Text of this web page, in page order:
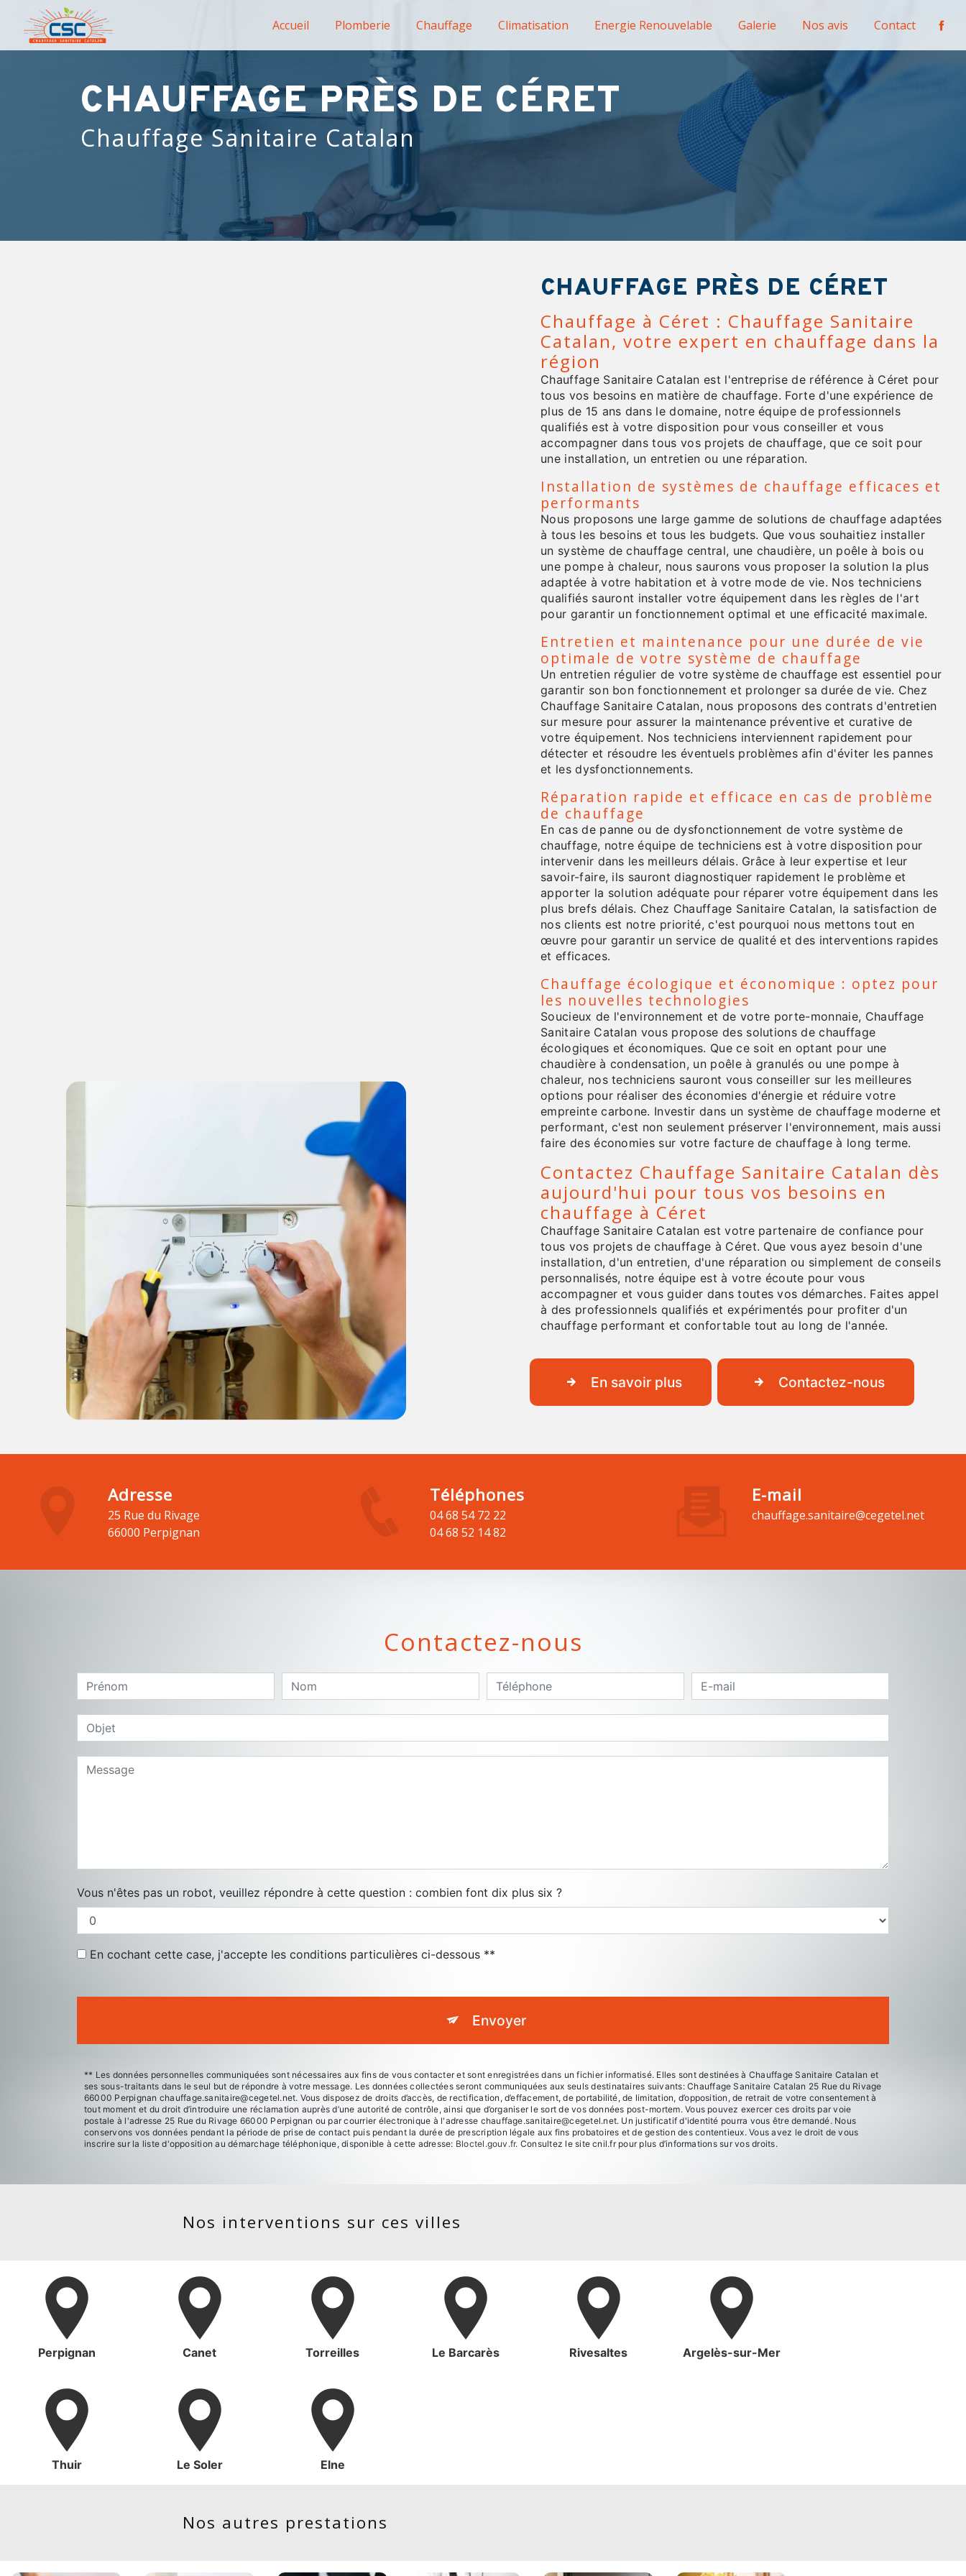
Accueil Plomberie Chauffage Climatisation Energie Renouvelable Galerie Nos avis Contact
CHAUFFAGE PRÈS DE CÉRET
Chauffage Sanitaire Catalan
CHAUFFAGE PRÈS DE CÉRET
Chauffage à Céret : Chauffage Sanitaire
Catalan, votre expert en chauffage dans la
région
Chauffage Sanitaire Catalan est l'entreprise de référence à Céret pour
tous vos besoins en matière de chauffage. Forte d'une expérience de
plus de 15 ans dans le domaine, notre équipe de professionnels
qualifiés est à votre disposition pour vous conseiller et vous
accompagner dans tous vos projets de chauffage, que ce soit pour
une installation, un entretien ou une réparation.
Installation de systèmes de chauffage efficaces et
performants
Nous proposons une large gamme de solutions de chauffage adaptées
à tous les besoins et tous les budgets. Que vous souhaitiez installer
un système de chauffage central, une chaudière, un poêle à bois ou
une pompe à chaleur, nous saurons vous proposer la solution la plus
adaptée à votre habitation et à votre mode de vie. Nos techniciens
qualifiés sauront installer votre équipement dans les règles de l'art
pour garantir un fonctionnement optimal et une efficacité maximale.
Entretien et maintenance pour une durée de vie
optimale de votre système de chauffage
Un entretien régulier de votre système de chauffage est essentiel pour
garantir son bon fonctionnement et prolonger sa durée de vie. Chez
Chauffage Sanitaire Catalan, nous proposons des contrats d'entretien
sur mesure pour assurer la maintenance préventive et curative de
votre équipement. Nos techniciens interviennent rapidement pour
détecter et résoudre les éventuels problèmes afin d'éviter les pannes
et les dysfonctionnements.
Réparation rapide et efficace en cas de problème
de chauffage
En cas de panne ou de dysfonctionnement de votre système de
chauffage, notre équipe de techniciens est à votre disposition pour
intervenir dans les meilleurs délais. Grâce à leur expertise et leur
savoir-faire, ils sauront diagnostiquer rapidement le problème et
apporter la solution adéquate pour réparer votre équipement dans les
plus brefs délais. Chez Chauffage Sanitaire Catalan, la satisfaction de
nos clients est notre priorité, c'est pourquoi nous mettons tout en
œuvre pour garantir un service de qualité et des interventions rapides
et efficaces.
Chauffage écologique et économique : optez pour
les nouvelles technologies
Soucieux de l'environnement et de votre porte-monnaie, Chauffage
Sanitaire Catalan vous propose des solutions de chauffage
écologiques et économiques. Que ce soit en optant pour une
chaudière à condensation, un poêle à granulés ou une pompe à
chaleur, nos techniciens sauront vous conseiller sur les meilleures
options pour réaliser des économies d'énergie et réduire votre
empreinte carbone. Investir dans un système de chauffage moderne et
performant, c'est non seulement préserver l'environnement, mais aussi
faire des économies sur votre facture de chauffage à long terme.
Contactez Chauffage Sanitaire Catalan dès
aujourd'hui pour tous vos besoins en
chauffage à Céret
Chauffage Sanitaire Catalan est votre partenaire de confiance pour
tous vos projets de chauffage à Céret. Que vous ayez besoin d'une
installation, d'un entretien, d'une réparation ou simplement de conseils
personnalisés, notre équipe est à votre écoute pour vous
accompagner et vous guider dans toutes vos démarches. Faites appel
à des professionnels qualifiés et expérimentés pour profiter d'un
chauffage performant et confortable tout au long de l'année.
En savoir plus Contactez-nous
Adresse
25 Rue du Rivage
66000 Perpignan
Téléphones
04 68 54 72 22
04 68 52 14 82
E-mail
chauffage.sanitaire@cegetel.net
Contactez-nous
Vous n'êtes pas un robot, veuillez répondre à cette question : combien font dix plus six ?
En cochant cette case, j'accepte les conditions particulières ci-dessous **
Envoyer
** Les données personnelles communiquées sont nécessaires aux fins de vous contacter et sont enregistrées dans un fichier informatisé. Elles sont destinées à Chauffage Sanitaire Catalan et
ses sous-traitants dans le seul but de répondre à votre message. Les données collectées seront communiquées aux seuls destinataires suivants: Chauffage Sanitaire Catalan 25 Rue du Rivage
66000 Perpignan chauffage.sanitaire@cegetel.net. Vous disposez de droits d’accès, de rectification, d’effacement, de portabilité, de limitation, d’opposition, de retrait de votre consentement à
tout moment et du droit d’introduire une réclamation auprès d’une autorité de contrôle, ainsi que d’organiser le sort de vos données post-mortem. Vous pouvez exercer ces droits par voie
postale à l'adresse 25 Rue du Rivage 66000 Perpignan ou par courrier électronique à l'adresse chauffage.sanitaire@cegetel.net. Un justificatif d'identité pourra vous être demandé. Nous
conservons vos données pendant la période de prise de contact puis pendant la durée de prescription légale aux fins probatoires et de gestion des contentieux. Vous avez le droit de vous
inscrire sur la liste d'opposition au démarchage téléphonique, disponible à cette adresse: Bloctel.gouv.fr. Consultez le site cnil.fr pour plus d’informations sur vos droits.
Nos interventions sur ces villes
Perpignan Canet Torreilles Le Barcarès Rivesaltes Argelès-sur-Mer
Thuir Le Soler Elne
Nos autres prestations
Panneau de gestion des cookies